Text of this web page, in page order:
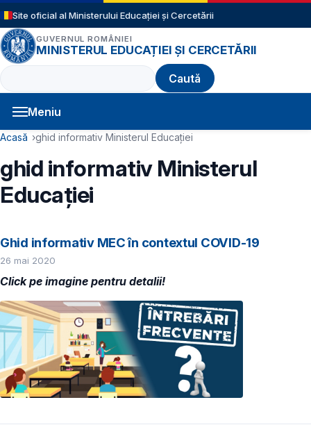
Sari la conținutul principal
Site oficial al Ministerului Educației și Cercetării
GUVERNUL ROMÂNIEI
MINISTERUL EDUCAȚIEI ȘI CERCETĂRII
Caută
Meniu
Navigație principală
Cale de navigare
Acasă ghid informativ Ministerul Educației
ghid informativ Ministerul
Educației
Ghid informativ MEC în contextul COVID-19
26 mai 2020
Click pe imagine pentru detalii!